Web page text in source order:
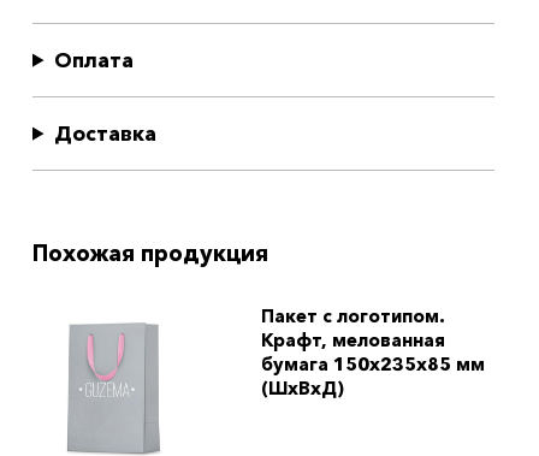
Оплата
Доставка
Похожая продукция
Пакет с логотипом.
Крафт, мелованная
бумага 150x235x85 мм
(ШхВхД)